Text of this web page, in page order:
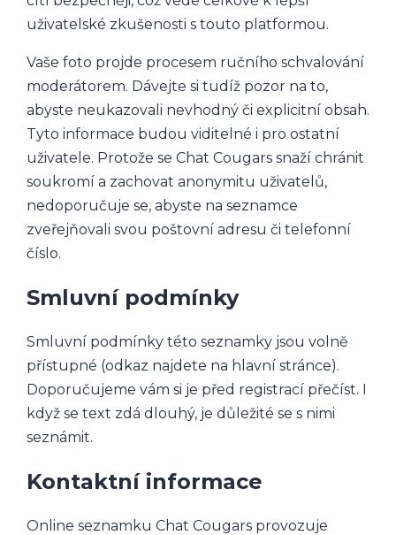
uživatelské zkušenosti s touto platformou.
Vaše foto projde procesem ručního schvalování
moderátorem. Dávejte si tudíž pozor na to,
abyste neukazovali nevhodný či explicitní obsah.
Tyto informace budou viditelné i pro ostatní
uživatele. Protože se Chat Cougars snaží chránit
soukromí a zachovat anonymitu uživatelů,
nedoporučuje se, abyste na seznamce
zveřejňovali svou poštovní adresu či telefonní
číslo.
Smluvní podmínky
Smluvní podmínky této seznamky jsou volně
přístupné (odkaz najdete na hlavní stránce).
Doporučujeme vám si je před registrací přečíst. I
když se text zdá dlouhý, je důležité se s nimi
seznámit.
Kontaktní informace
Online seznamku Chat Cougars provozuje